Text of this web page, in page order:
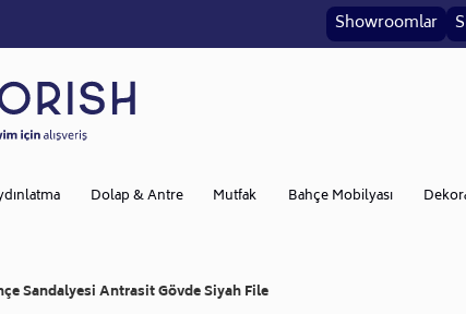
Showroomlar
Dolap & Antre Mutfak Bahçe Mobilyası
Sandalyesi Antrasit Gövde Siyah File